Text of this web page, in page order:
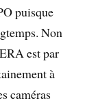
puisque
Non
est par
à
caméras